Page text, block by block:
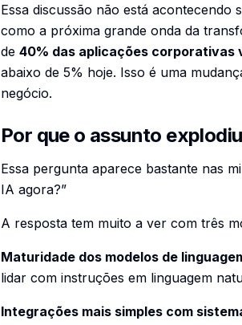
Essa discussão não está
como a próxima grande onda da
de 40% das aplicações corporativas
abaixo de 5% hoje. Isso é uma
negócio.
Por que o assunto
Essa pergunta aparece bastante nas
IA agora?”
A resposta tem muito a ver com três
Maturidade dos modelos de
lidar com instruções em linguagem
Integrações mais simples com